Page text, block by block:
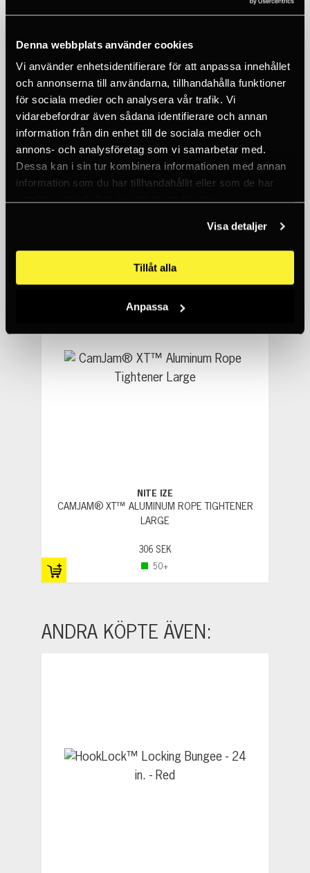
Denna webbplats använder cookies
Vi använder enhetsidentifierare för att anpassa innehållet
och annonserna till användarna, tillhandahålla funktioner
för sociala medier och analysera vår trafik. Vi
vidarebefordrar även sådana identifierare och annan
information från din enhet till de sociala medier och
annons- och analysföretag som vi samarbetar med.
Dessa kan i sin tur kombinera informationen med annan
information som du har tillhandahållit eller som de har
samlat in när du har använt deras tjänster.
Visa detaljer
Tillåt alla
Anpassa
NITE IZE
FIGURE 9® CARABINER ROPE TIGHTENER -
NITE IZE
CAMJAM® XT™ ALUMINUM ROPE TIGHTENER
LARGE
306 SEK
50+
ANDRA KÖPTE ÄVEN: